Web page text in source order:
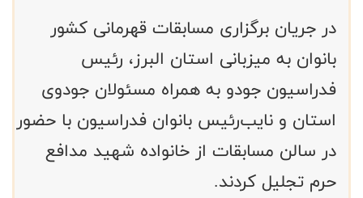
در جریان برگزاری مسابقات قهرمانی کشور
بانوان به میزبانی استان البرز، رئیس
فدراسیون جودو به همراه مسئولان جودوی
استان و نایب‌رئیس بانوان فدراسیون با حضور
در سالن مسابقات از خانواده شهید مدافع
حرم تجلیل کردند.